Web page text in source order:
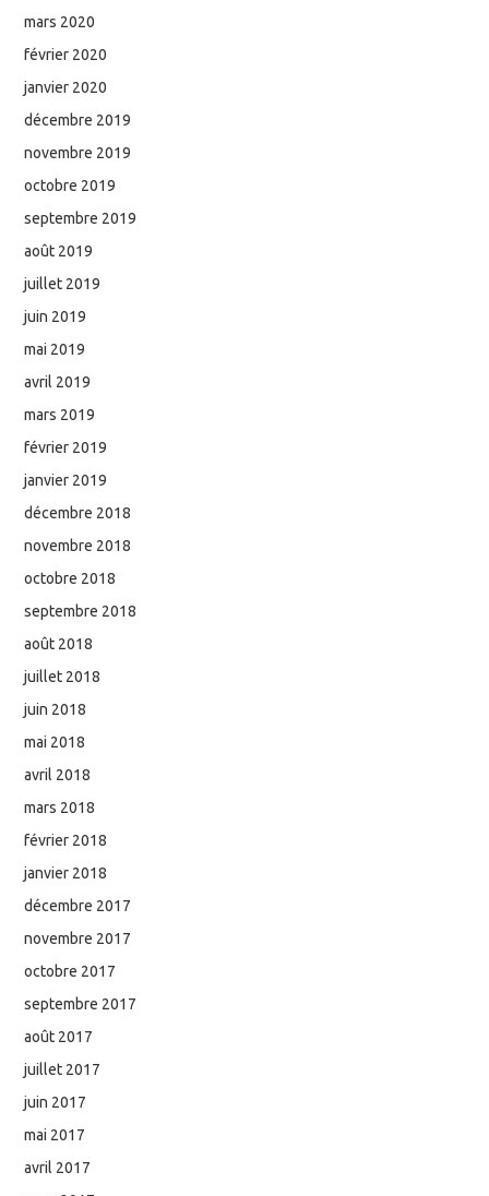
mars 2020
février 2020
janvier 2020
décembre 2019
novembre 2019
octobre 2019
septembre 2019
août 2019
juillet 2019
juin 2019
mai 2019
avril 2019
mars 2019
février 2019
janvier 2019
décembre 2018
novembre 2018
octobre 2018
septembre 2018
août 2018
juillet 2018
juin 2018
mai 2018
avril 2018
mars 2018
février 2018
janvier 2018
décembre 2017
novembre 2017
octobre 2017
septembre 2017
août 2017
juillet 2017
juin 2017
mai 2017
avril 2017